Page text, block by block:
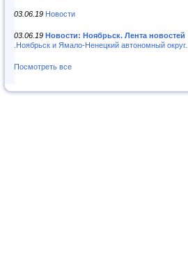
03.06.19 Новости
03.06.19 Новости: Ноябрьск. Лента новостей
.Ноябрьск и Ямало-Ненецкий автономный округ...
Посмотреть все